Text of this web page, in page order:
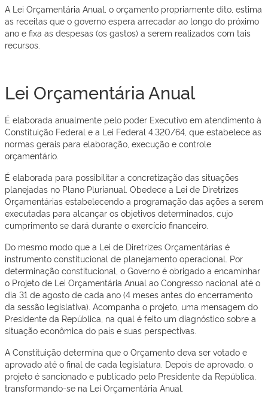
A Lei Orçamentária Anual, o orçamento propriamente dito, estima
as receitas que o governo espera arrecadar ao longo do próximo
ano e fixa as despesas (os gastos) a serem realizados com tais
recursos.
Lei Orçamentária Anual
É elaborada anualmente pelo poder Executivo em atendimento à
Constituição Federal e a Lei Federal 4.320/64, que estabelece as
normas gerais para elaboração, execução e controle
orçamentário.
É elaborada para possibilitar a concretização das situações
planejadas no Plano Plurianual. Obedece a Lei de Diretrizes
Orçamentárias estabelecendo a programação das ações a serem
executadas para alcançar os objetivos determinados, cujo
cumprimento se dará durante o exercício financeiro.
Do mesmo modo que a Lei de Diretrizes Orçamentárias é
instrumento constitucional de planejamento operacional. Por
determinação constitucional, o Governo é obrigado a encaminhar
o Projeto de Lei Orçamentária Anual ao Congresso nacional até o
dia 31 de agosto de cada ano (4 meses antes do encerramento
da sessão legislativa). Acompanha o projeto, uma mensagem do
Presidente da República, na qual é feito um diagnóstico sobre a
situação econômica do país e suas perspectivas.
A Constituição determina que o Orçamento deva ser votado e
aprovado até o final de cada legislatura. Depois de aprovado, o
projeto é sancionado e publicado pelo Presidente da República,
transformando-se na Lei Orçamentária Anual.